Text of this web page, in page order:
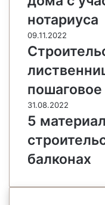
нотариуса
09.11.2022
31.08.2022
5
балконах